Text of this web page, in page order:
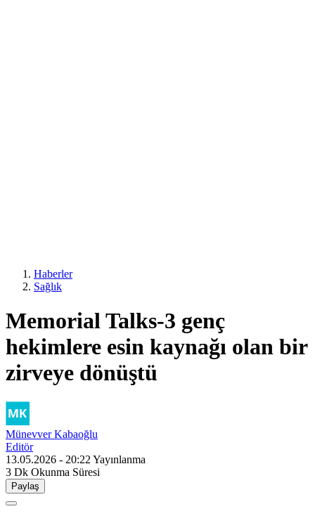
Haberler
Sağlık
Memorial Talks-3 genç
hekimlere esin kaynağı olan bir
zirveye dönüştü
Münevver Kabaoğlu
Editör
13.05.2026 - 20:22 Yayınlanma
3 Dk Okunma Süresi
Paylaş